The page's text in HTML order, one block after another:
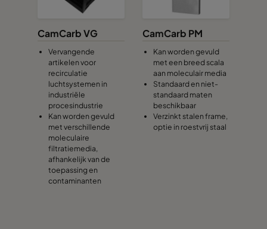
CamCarb VG
Vervangende
artikelen voor
recirculatie
luchtsystemen in
industriële
procesindustrie
Kan worden gevuld
met verschillende
moleculaire
filtratiemedia,
afhankelijk van de
toepassing en
contaminanten
CamCarb PM
Kan worden gevuld
met een breed scala
aan moleculair media
Standaard en niet-
standaard maten
beschikbaar
Verzinkt stalen frame,
optie in roestvrij staal